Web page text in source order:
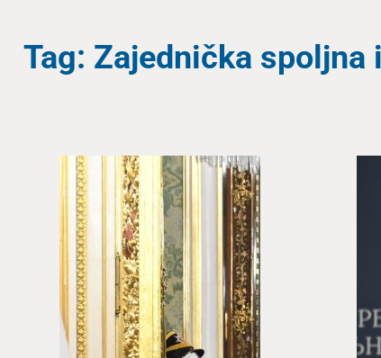
Tag: Zajednička spoljna